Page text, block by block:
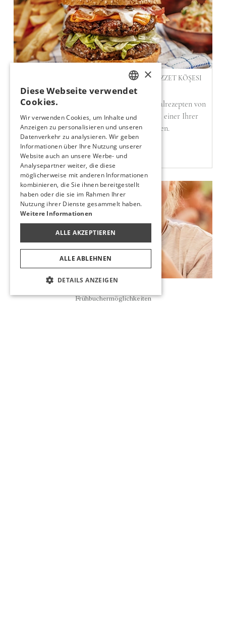
UTOPIA RESORT & RESIDENCE'IN YENI LEZZET KÖŞESI
YUMMY BURGER
Yummy Burger wird mit seinen nach Originalrezepten von
Meisterhand zubereiteten Burgermenüs zu einer Ihrer
unverzichtbaren Geschmacksecken.
NEUIGKEITEN LESEN
Neu
Frühbuchermöglichkeiten
TURKISH
GERMAN
RUSSIAN
×
Diese Webseite verwendet
Cookies.
Wir verwenden Cookies, um Inhalte und
Anzeigen zu personalisieren und unseren
Datenverkehr zu analysieren. Wir geben
Informationen über Ihre Nutzung unserer
Website auch an unsere Werbe- und
Analysepartner weiter, die diese
möglicherweise mit anderen Informationen
kombinieren, die Sie ihnen bereitgestellt
haben oder die sie im Rahmen Ihrer
Nutzung ihrer Dienste gesammelt haben.
Weitere Informationen
ALLE AKZEPTIEREN
ALLE ABLEHNEN
DETAILS ANZEIGEN